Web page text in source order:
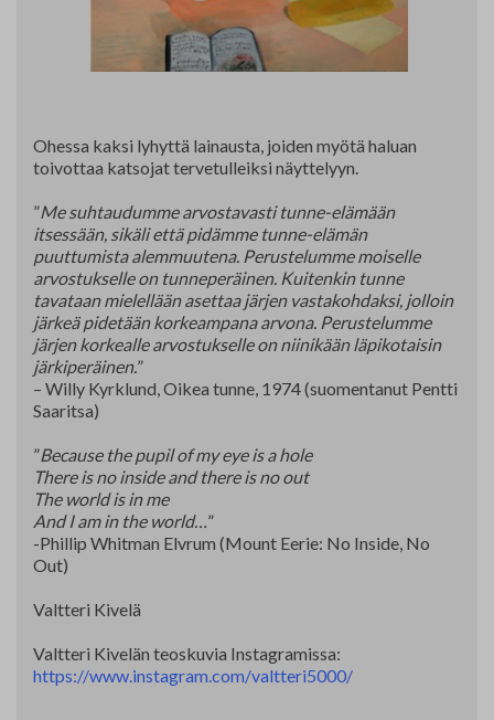
Ohessa kaksi lyhyttä lainausta, joiden myötä haluan
toivottaa katsojat tervetulleiksi näyttelyyn.
”Me suhtaudumme arvostavasti tunne-elämään
itsessään, sikäli että pidämme tunne-elämän
puuttumista alemmuutena. Perustelumme moiselle
arvostukselle on tunneperäinen. Kuitenkin tunne
tavataan mielellään asettaa järjen vastakohdaksi, jolloin
järkeä pidetään korkeampana arvona. Perustelumme
järjen korkealle arvostukselle on niinikään läpikotaisin
järkiperäinen.”
– Willy Kyrklund, Oikea tunne, 1974 (suomentanut Pentti
Saaritsa)
”Because the pupil of my eye is a hole
There is no inside and there is no out
The world is in me
And I am in the world…”
-Phillip Whitman Elvrum (Mount Eerie: No Inside, No
Out)
Valtteri Kivelä
Valtteri Kivelän teoskuvia Instagramissa:
https://www.instagram.com/valtteri5000/